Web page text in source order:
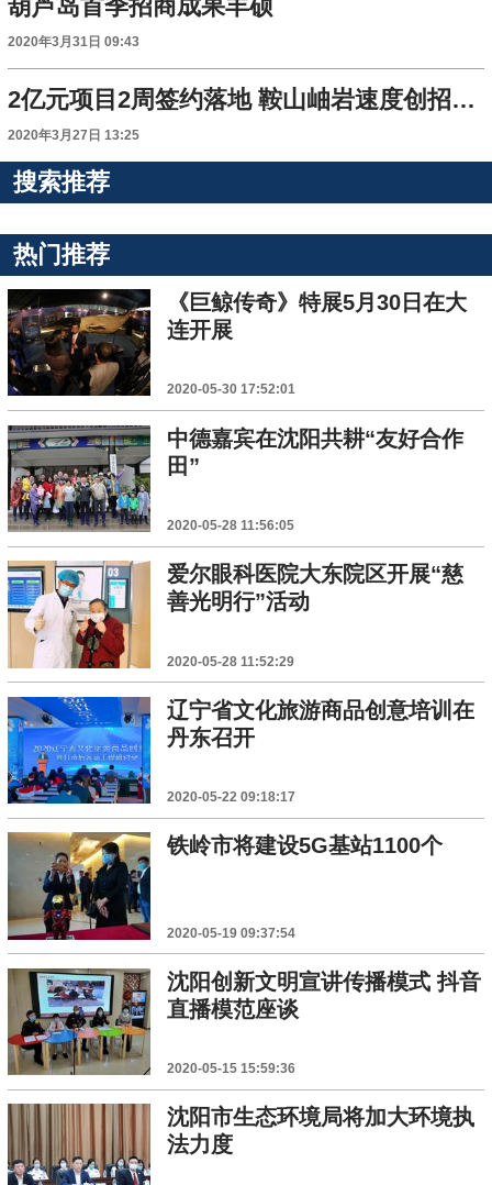
葫芦岛首季招商成果丰硕
2020年3月31日 09:43
2亿元项目2周签约落地 鞍山岫岩速度创招商史先例
2020年3月27日 13:25
搜索推荐
热门推荐
《巨鲸传奇》特展5月30日在大
连开展
2020-05-30 17:52:01
中德嘉宾在沈阳共耕“友好合作
田”
2020-05-28 11:56:05
爱尔眼科医院大东院区开展“慈
善光明行”活动
2020-05-28 11:52:29
辽宁省文化旅游商品创意培训在
丹东召开
2020-05-22 09:18:17
铁岭市将建设5G基站1100个
2020-05-19 09:37:54
沈阳创新文明宣讲传播模式 抖音
直播模范座谈
2020-05-15 15:59:36
沈阳市生态环境局将加大环境执
法力度